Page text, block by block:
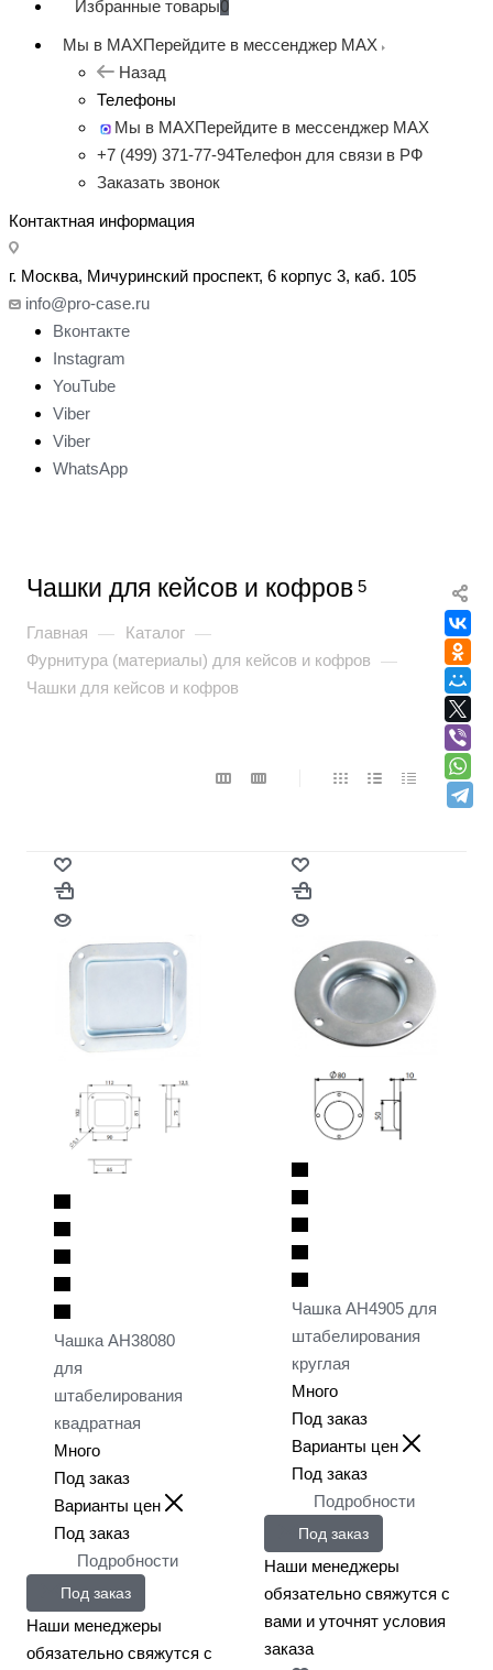
Избранные товары0
Мы в MAXПерейдите в мессенджер MAX
Назад
Телефоны
Мы в MAXПерейдите в мессенджер MAX
+7 (499) 371-77-94Телефон для связи в РФ
Заказать звонок
Контактная информация
г. Москва, Мичуринский проспект, 6 корпус 3, каб. 105
info@pro-case.ru
Вконтакте
Instagram
YouTube
Viber
Viber
WhatsApp
Чашки для кейсов и кофров 5
Главная — Каталог —
Фурнитура (материалы) для кейсов и кофров —
Чашки для кейсов и кофров
Чашка AH38080
для
штабелирования
квадратная
Много
Под заказ
Варианты цен
Под заказ
Подробности
Под заказ
Наши менеджеры
обязательно свяжутся с
Чашка AH4905 для
штабелирования
круглая
Много
Под заказ
Варианты цен
Под заказ
Подробности
Под заказ
Наши менеджеры
обязательно свяжутся с
вами и уточнят условия
заказа